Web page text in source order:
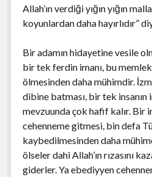
Allah’ın verdiği yığın yığın
koyunlardan daha hayırlıdır”
Bir adamın hidayetine vesile
bir tek ferdin imanı, bu
ölmesinden daha mühimdir.
dibine batması, bir tek insanın
mevzuunda çok hafif kalır. Bir
cehenneme gitmesi, bin defa
kaybedilmesinden daha
ölseler dahi Allah’ın rızasını
giderler. Ya ebediyyen